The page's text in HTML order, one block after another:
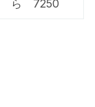
ら
7250